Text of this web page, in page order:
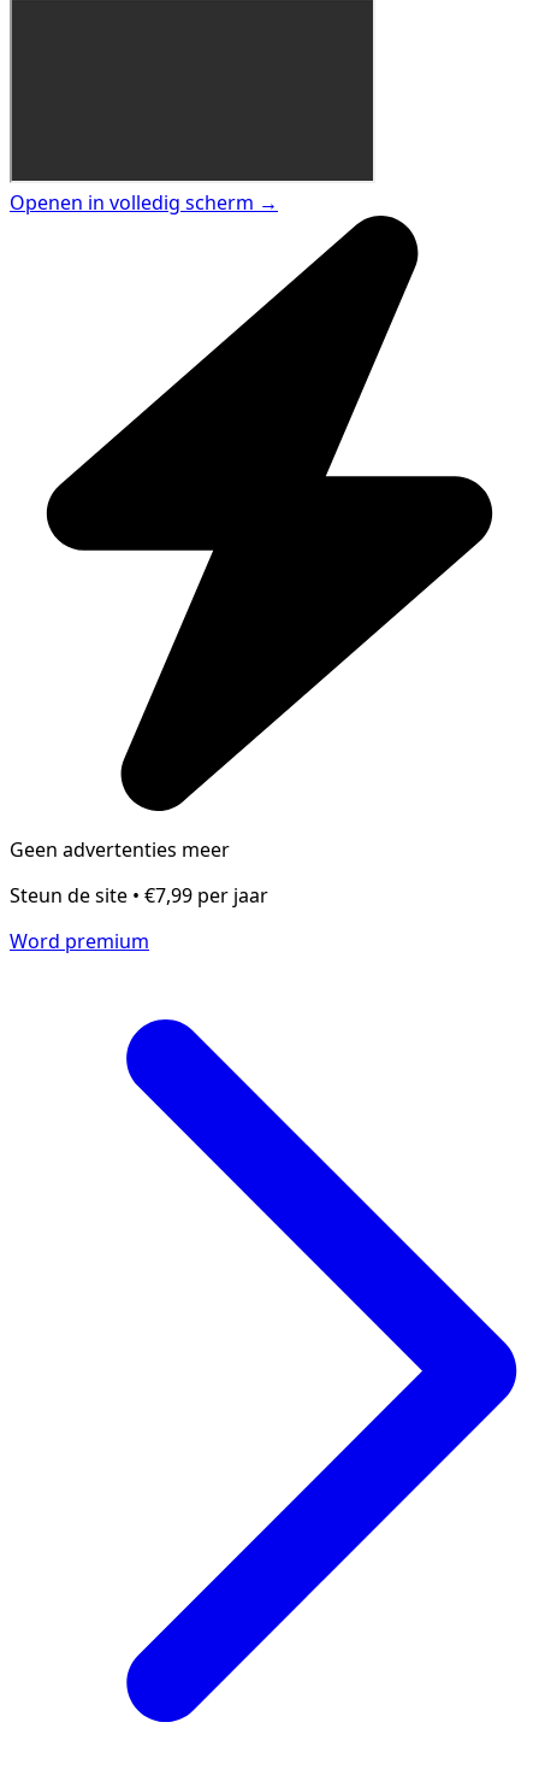
Openen in volledig scherm →
Geen advertenties meer
Steun de site • €7,99 per jaar
Word premium